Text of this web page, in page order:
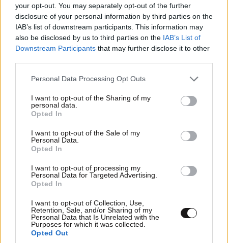
your opt-out. You may separately opt-out of the further
disclosure of your personal information by third parties on the
IAB’s list of downstream participants. This information may
also be disclosed by us to third parties on the IAB’s List of
Downstream Participants that may further disclose it to other
Please note that this website/app uses one or more Google
not limited to your visit or usage behaviour. You may click to
grant or deny consent to Google and its third-party tags to
use your data for below specified purposes in below Google
consent section.
Personal Data Processing Opt Outs
I want to opt-out of the Sharing of my
personal data.
Opted In
I want to opt-out of the Sale of my
Personal Data.
Opted In
I want to opt-out of processing my
Personal Data for Targeted Advertising.
Opted In
I want to opt-out of Collection, Use,
Retention, Sale, and/or Sharing of my
Personal Data that Is Unrelated with the
Purposes for which it was collected.
Opted Out
«Κάηκε το σπίτι μας στην Ελλάδα λίγο πριν
μετακομίσουμε»: Απαρηγόρητη η οικογένεια
από τη Βρετανία που είδε το όνειρο ζωής να
γίνεται στάχτη
LIFESTYLE05·08·2026 17:48
Παλάτι Marivent: Πώς οι κληρονόμοι του
Ιωάννη Σαριδάκη αφαίρεσαν 1.300 έργα τέχνης